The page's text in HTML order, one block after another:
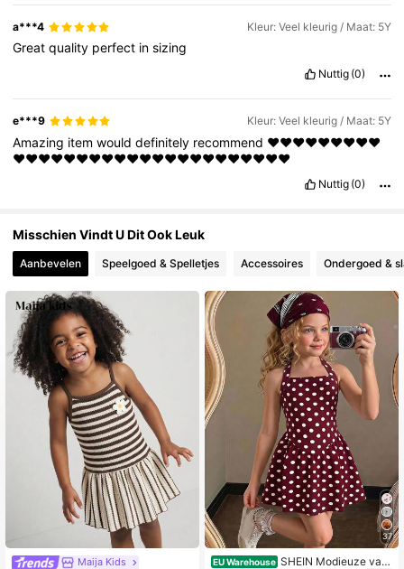
a***4 Kleur: Veel kleurig / Maat: 5Y
Greatquality perfect insizing
Nuttig (0)
e***9 Kleur: Veel kleurig / Maat: 5Y
Amazing itemwoulddefinitely recommend ❤️❤️❤️❤️❤️❤️❤️❤️❤️
❤️❤️❤️❤️❤️❤️❤️❤️❤️❤️❤️❤️❤️❤️❤️❤️❤️❤️❤️❤️❤️❤️
Nuttig (0)
Misschien Vindt U Dit Ook Leuk
Aanbevelen Speelgoed & Spelletjes Accessoires Ondergoed &
Maija Kids
37
EU Warehouse SHEIN Modieuze vak